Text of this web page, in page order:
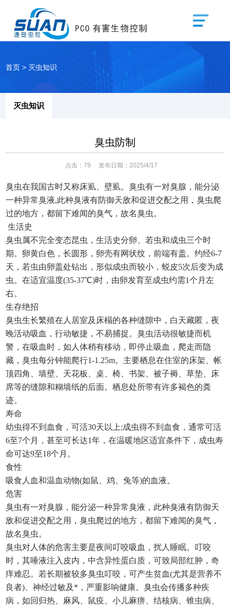
首页 > 灭虫知识
灭虫知识
臭虫防制
点击： 79 发布日期：2025/4/17
臭虫在我国古时又称床虱、壁虱。臭虫有一对臭腺，能分泌
一种异常臭液,此种臭液有防御天敌和促进交配之用，臭虫爬
过的地方，都留下难闻的臭气，故名臭虫。
生活史
臭虫属不完全变态昆虫，生活史分卵、若虫和成虫三个时
期。卵黄白色，长圆形，卵壳有网状纹，前端有盖。约经6-7
天，若虫由卵盖处钻出，形似成虫而较小，蜕皮5次后变为成
虫。在适宜温度(35-37℃)时，由卵发育至成虫约需1个月左
右。
生存绝招
臭虫生长繁殖在人居室及床榻的各种缝隙中，白天藏匿，夜
晚活动吸血，行动敏捷，不易捕捉。臭虫活动很敏捷而机
警，在吸血时，如人体稍有移动，即停止吸血，爬走而隐
藏，臭虫每分钟能爬行1-1.25m。主要栖息在住室的床架、帐
顶四角、墙壁、天花板、桌、椅、书架、被子褥、草垫、床
席等的缝隙和糊墙纸的后面。栖息处所带有许多褐色的粪
迹。
寿命
幼虫得不到血食，可活30天以上;成虫得不到血食，通常可活
6至7个月，甚至可长达1年，在温暖地区适宜条件下，成虫寿
命可达9至18个月。
食性
吸食人血和温血动物(如鼠、鸡、兔等)的血液。
危害
臭虫有一对臭腺，能分泌一种异常臭液，此种臭液有防御天
敌和促进交配之用，臭虫爬过的地方，都留下难闻的臭气，
故名臭虫。
臭虫对人体的危害主要是夜间叮咬吸血，扰人睡眠。叮咬
时，其唾液注入皮内，中含异性蛋白质，可致局部红肿，奇
痒难忍。若长期被较多臭虫叮咬，可产生贫血(尤其是营养不
良者)、神经过敏及*，严重影响健康。臭虫会传播多种疾
病，如回归热、麻风、鼠疫、小儿麻痹、结核病、锥虫病、